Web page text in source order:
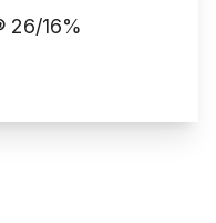
26/16%